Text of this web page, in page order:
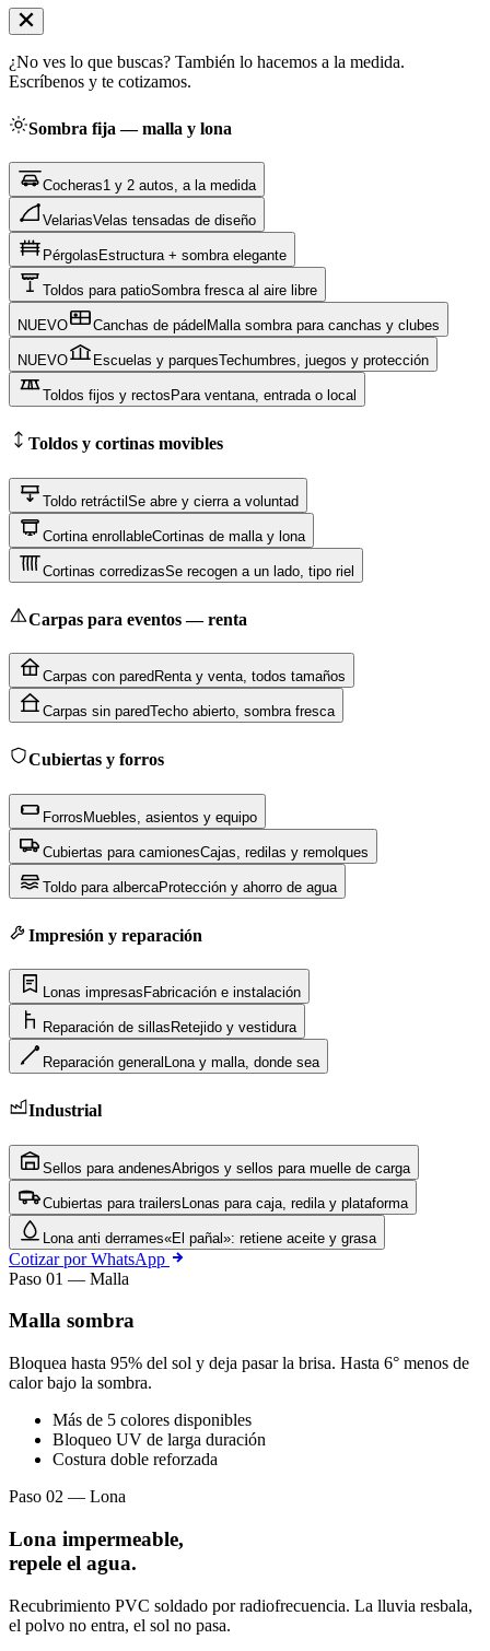
¿No ves lo que buscas? También lo hacemos a la medida.
Escríbenos y te cotizamos.
Sombra fija — malla y lona
Cocheras1 y 2 autos, a la medida
VelariasVelas tensadas de diseño
Pérgolas Estructura + sombra elegante
Toldos para patioSombra fresca al aire libre
NUEVO Canchas de pádel Malla sombra para canchas y clubes
NUEVO Escuelas y parquesTechumbres, juegos y protección
Toldos fijos y rectos Para ventana, entrada o local
Toldos y cortinas movibles
Toldo retráctilSe abre y cierra a voluntad
Cortina enrollableCortinas de malla y lona
Cortinas corredizasSe recogen a un lado, tipo riel
Carpas para eventos — renta
Carpas con pared Renta y venta, todos tamaños
Carpas sin paredTecho abierto, sombra fresca
Cubiertas y forros
ForrosMuebles, asientos y equipo
Cubiertas para camionesCajas, redilas y remolques
Toldo para albercaProtección y ahorro de agua
Impresión y reparación
Lonas impresas Fabricación e instalación
Reparación de sillas Retejido y vestidura
Reparación general Lona y malla, donde sea
Industrial
Sellos para andenesAbrigos y sellos para muelle de carga
Cubiertas para trailers Lonas para caja, redila y plataforma
Lona anti derrames«El pañal»: retiene aceite y grasa
Cotizar por WhatsApp
Paso 01 — Malla
Malla sombra
Bloquea hasta 95% del sol y deja pasar la brisa. Hasta 6° menos de
calor bajo la sombra.
Más de 5 colores disponibles
Bloqueo UV de larga duración
Costura doble reforzada
Paso 02 — Lona
Lona impermeable,
repele el agua.
Recubrimiento PVC soldado por radiofrecuencia. La lluvia resbala,
el polvo no entra, el sol no pasa.